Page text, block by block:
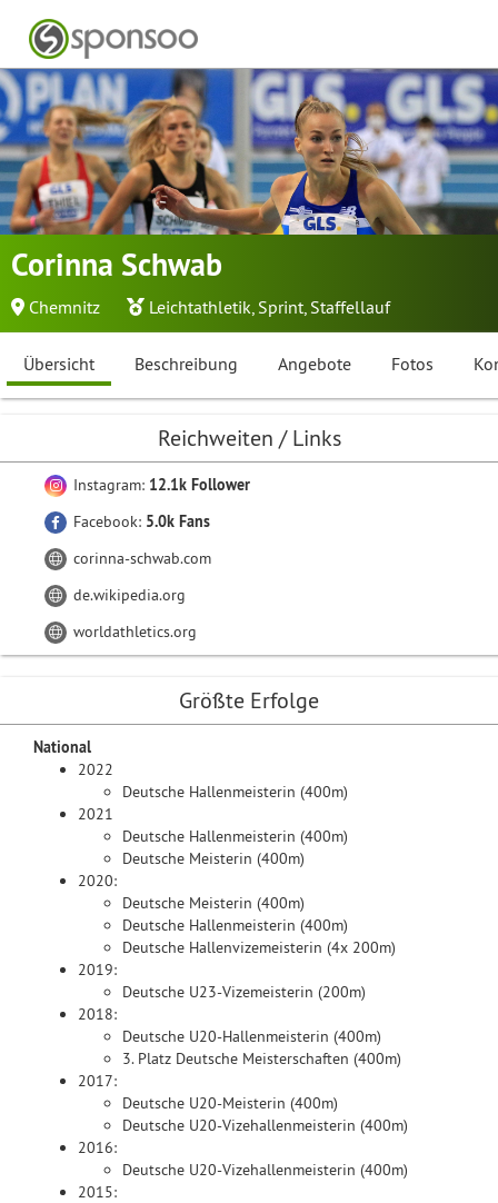
Corinna Schwab
Chemnitz Leichtathletik, Sprint, Staffellauf
Übersicht Beschreibung Angebote Fotos
Reichweiten / Links
Instagram: 12.1k Follower
Facebook: 5.0k Fans
corinna-schwab.com
de.wikipedia.org
worldathletics.org
Größte Erfolge
National
2022
Deutsche Hallenmeisterin (400m)
2021
Deutsche Hallenmeisterin (400m)
Deutsche Meisterin (400m)
2020:
Deutsche Meisterin (400m)
Deutsche Hallenmeisterin (400m)
Deutsche Hallenvizemeisterin (4x 200m)
2019:
Deutsche U23-Vizemeisterin (200m)
2018:
Deutsche U20-Hallenmeisterin (400m)
3. Platz Deutsche Meisterschaften (400m)
2017:
Deutsche U20-Meisterin (400m)
Deutsche U20-Vizehallenmeisterin (400m)
2016:
Deutsche U20-Vizehallenmeisterin (400m)
2015: